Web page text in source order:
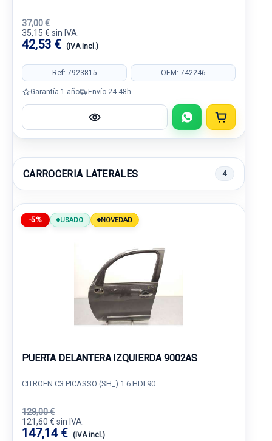
37,00 €
35,15 € sin IVA.
42,53 € (IVA incl.)
Ref: 7923815 OEM: 742246
Garantía 1 año Envío 24-48h
CARROCERIA LATERALES 4
-5% USADO NOVEDAD
PUERTA DELANTERA IZQUIERDA 9002AS
CITROËN C3 PICASSO (SH_) 1.6 HDI 90
128,00 €
121,60 € sin IVA.
147,14 € (IVA incl.)